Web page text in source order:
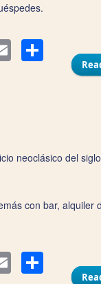
Email
neoclásico del
con bar, alquiler
Email